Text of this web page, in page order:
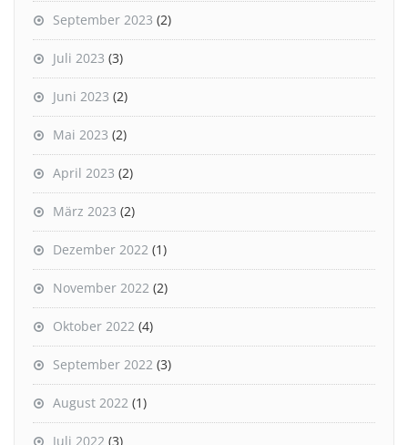
September 2023 (2)
Juli 2023 (3)
Juni 2023 (2)
Mai 2023 (2)
April 2023 (2)
März 2023 (2)
Dezember 2022 (1)
November 2022 (2)
Oktober 2022 (4)
September 2022 (3)
August 2022 (1)
Juli 2022 (3)